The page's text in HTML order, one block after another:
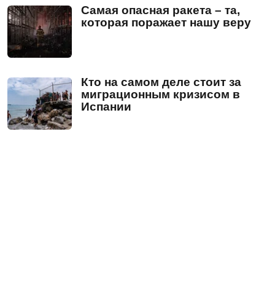
Самая опасная ракета – та,
которая поражает нашу веру
Кто на самом деле стоит за
миграционным кризисом в
Испании